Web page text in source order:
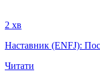
2 хв
Наставник (ENFJ):
Читати